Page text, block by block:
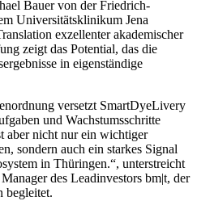
Bauer von der Friedrich-
Universitätsklinikum Jena
exzellenter akademischer
zeigt das Potential, das die
in eigenständige
versetzt SmartDyeLivery
und Wachstumsschritte
aber nicht nur ein wichtiger
sondern auch ein starkes Signal
in Thüringen.“, unterstreicht
des Leadinvestors bm|t, der
begleitet.